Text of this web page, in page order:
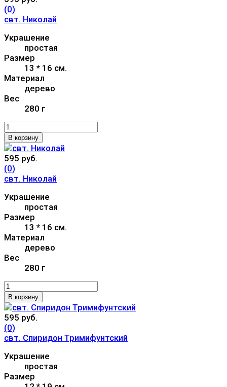
(0)
свт. Николай
Украшение
простая
Размер
13 * 16 см.
Материал
дерево
Вес
280 г
В корзину
595 руб.
(0)
свт. Николай
Украшение
простая
Размер
13 * 16 см.
Материал
дерево
Вес
280 г
В корзину
595 руб.
(0)
свт. Спиридон Тримифунтский
Украшение
простая
Размер